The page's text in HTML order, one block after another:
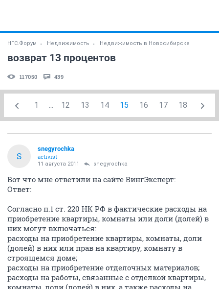
НГС.Форум Недвижимость Недвижимость в Новосибирске
возврат 13 процентов
117050 439
1 ... 12 13 14 15 16 17 18
S
snegyrochka
activist
11 августа 2011 snegyrochka
Вот что мне ответили на сайте ВингЭксперт:
Ответ:
Согласно п.1 ст. 220 НК РФ в фактические расходы на
приобретение квартиры, комнаты или доли (долей) в
них могут включаться:
расходы на приобретение квартиры, комнаты, доли
(долей) в них или прав на квартиру, комнату в
строящемся доме;
расходы на приобретение отделочных материалов;
расходы на работы, связанные с отделкой квартиры,
комнаты, доли (долей) в них, а также расходы на